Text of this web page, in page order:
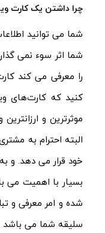
چرا داشتن یک کارت
شما می توانید
شما اثر سوء نمی
را معرفی می کند
کنید که کارت‌های
موثرترین و
البته احترام به
خود قرار می دهد. و
بسیار با اهمیت می
شده و امر معرفی و
سلیقه شما می باشد